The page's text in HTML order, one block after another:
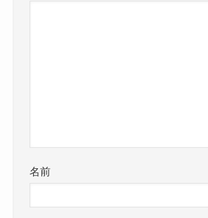
名前